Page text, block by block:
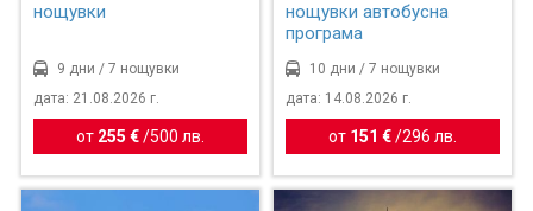
нощувки
9 дни / 7 нощувки
дата: 21.08.2026 г.
от 255 € /500 лв.
нощувки автобусна
програма
10 дни / 7 нощувки
дата: 14.08.2026 г.
от 151 €/296 лв.